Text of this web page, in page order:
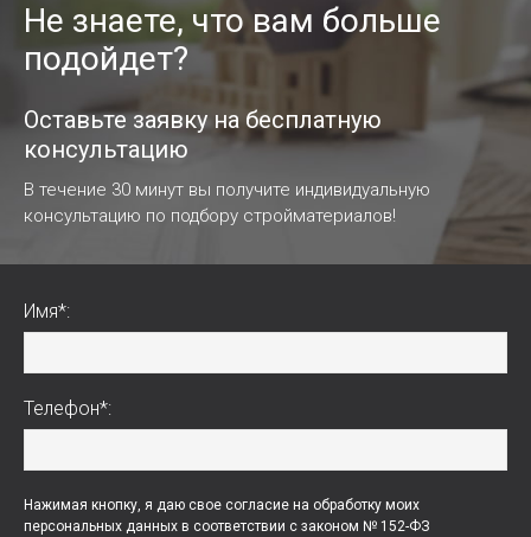
Не знаете, что вам больше
подойдет?
Оставьте заявку на бесплатную
консультацию
В течение 30 минут вы получите индивидуальную
консультацию по подбору стройматериалов!
Имя*:
Телефон*:
Нажимая кнопку, я даю свое согласие на обработку моих
персональных данных в соответствии с законом № 152-ФЗ